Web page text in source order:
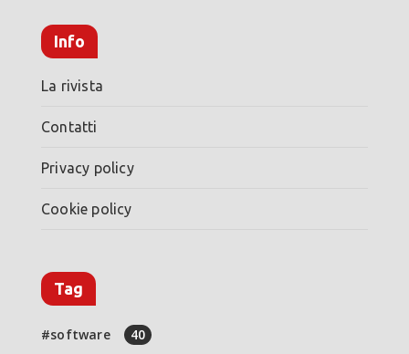
Info
La rivista
Contatti
Privacy policy
Cookie policy
Tag
software 40